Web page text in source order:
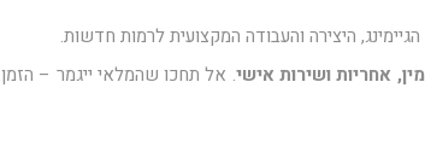
היצירה והעבודה המקצועית לרמות חדשות.
. אל תחכו שהמלאי ייגמר – הזמן